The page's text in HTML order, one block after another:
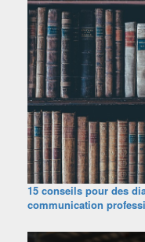
15 conseils pour des
communication